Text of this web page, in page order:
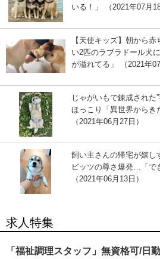
いる！」 （2021年07月18
【天使キッズ】朝から
い2匹のラブラドール犬
が溢れてる」 （2021年07
じゃがいもで錬成された
ほっこり「異世界からき
（2021年06月27日）
飼い主さんの帰宅が嬉し
ピッツの尊さ爆発…「で
（2021年06月13日）
求人特集
「福祉調理スタッフ」無資格可/日